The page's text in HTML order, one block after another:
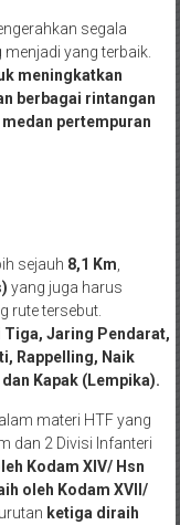
segala
yang terbaik.
meningkatkan
berbagai rintangan
pertempuran
sejauh 8,1 Km,
yang juga harus
rute tersebut.
Tiga, Jaring Pendarat,
Rappelling, Naik
Kapak (Lempika).
materi HTF yang
dan 2 Divisi Infanteri
Kodam XIV/ Hsn
oleh Kodam XVII/
ketiga diraih